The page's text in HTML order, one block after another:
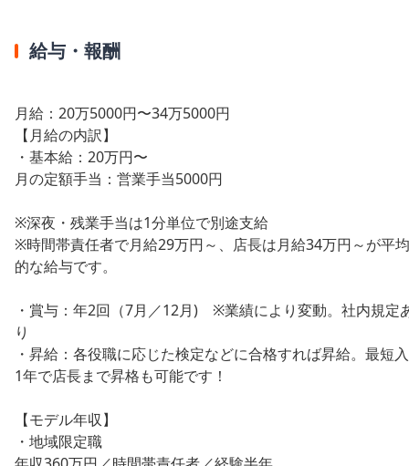
給与・報酬
月給：20万5000円〜34万5000円
【月給の内訳】
・基本給：20万円〜
月の定額手当：営業手当5000円
※深夜・残業手当は1分単位で別途支給
※時間帯責任者で月給29万円～、店長は月給34万円～が平均
的な給与です。
・賞与：年2回（7月／12月) ※業績により変動。社内規定
り
・昇給：各役職に応じた検定などに合格すれば昇給。最短
1年で店長まで昇格も可能です！
【モデル年収】
・地域限定職